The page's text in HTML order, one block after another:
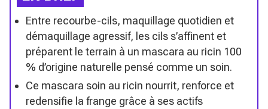
Entre recourbe-cils, maquillage quotidien et
démaquillage agressif, les cils s’affinent et
préparent le terrain à un mascara au ricin 100
% d’origine naturelle pensé comme un soin.
Ce mascara soin au ricin nourrit, renforce et
redensifie la frange grâce à ses actifs